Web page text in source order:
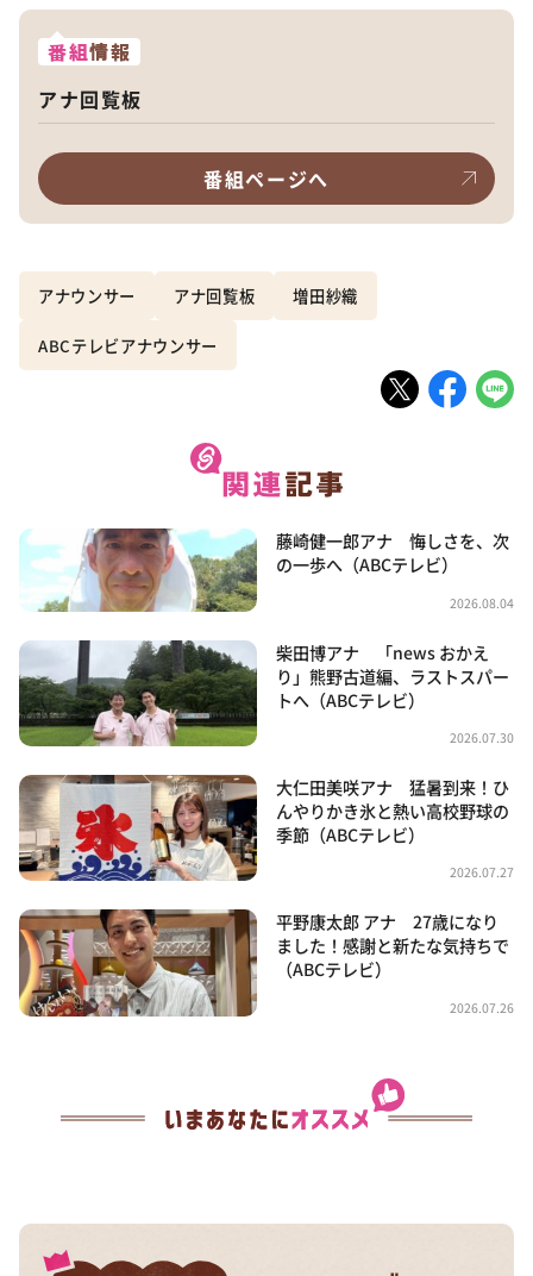
番組情報
アナ回覧板
番組ページへ
アナウンサー アナ回覧板 増田紗織
ABCテレビアナウンサー
藤崎健一郎アナ 悔しさを、次
の一歩へ（ABCテレビ）
2026.08.04
柴田博アナ 「news おかえ
り」熊野古道編、ラストスパー
トへ（ABCテレビ）
2026.07.30
大仁田美咲アナ 猛暑到来！ひ
んやりかき氷と熱い高校野球の
季節（ABCテレビ）
2026.07.27
平野康太郎 アナ 27歳になり
ました！感謝と新たな気持ちで
（ABCテレビ）
2026.07.26